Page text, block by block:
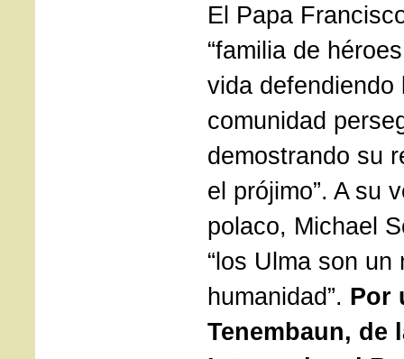
El Papa
“familia de
vida defendiendo
comunidad
demostrando su
el prójimo”. A su
polaco, Michael
“los Ulma son un
humanidad”. Por
Tenembaun, de